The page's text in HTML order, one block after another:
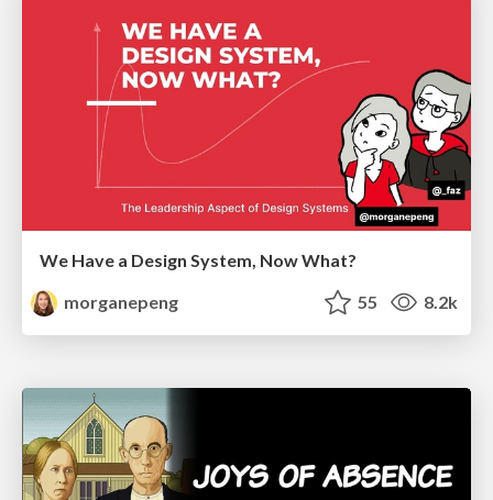
We Have a Design System, Now What?
morganepeng
55 8.2k